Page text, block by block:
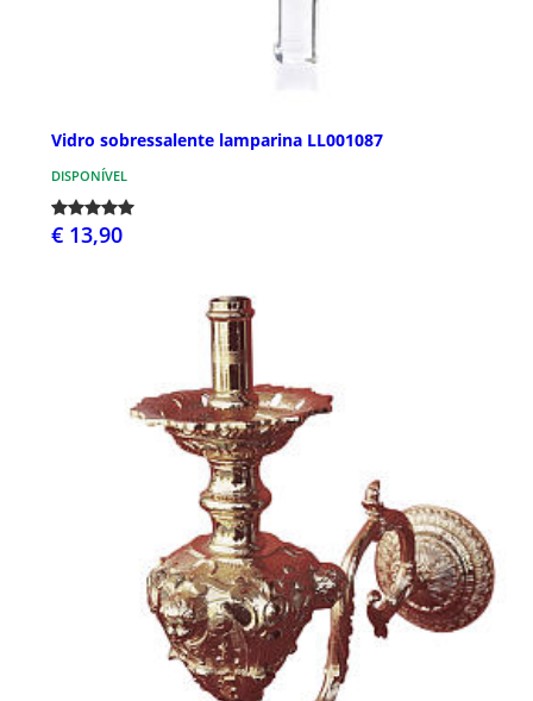
Vidro sobressalente lamparina LL001087
DISPONÍVEL
€ 13,90